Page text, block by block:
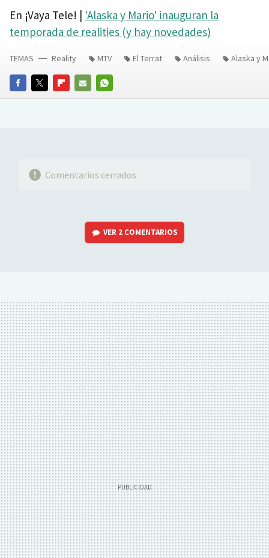
En ¡Vaya Tele! | 'Alaska y Mario' inauguran la
temporada de realities (y hay novedades)
FACEBOOKTWITTERFLIPBOARD
E-
WHATSAPP
TEMAS Reality MTV El Terrat Análisis Alaska y
Comentarios cerrados
VER 2 COMENTARIOS